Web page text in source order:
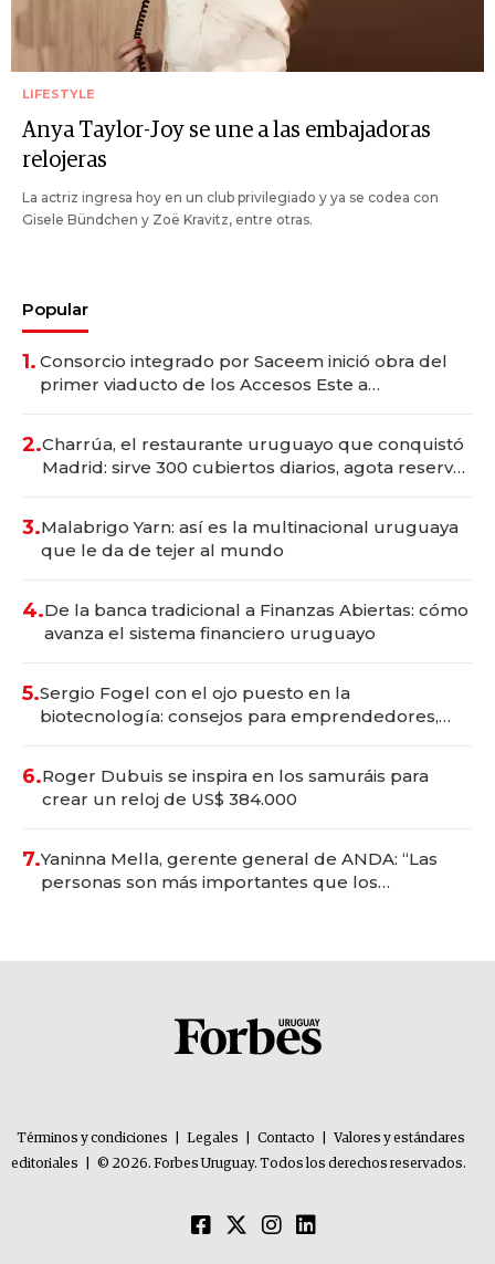
LIFESTYLE
Anya Taylor-Joy se une a las embajadoras
relojeras
La actriz ingresa hoy en un club privilegiado y ya se codea con
Gisele Bündchen y Zoë Kravitz, entre otras.
Popular
1. Consorcio integrado por Saceem inició obra del
primer viaducto de los Accesos Este a
2.Charrúa, el restaurante uruguayo que conquistó
Madrid: sirve 300 cubiertos diarios, agota reservas
3.Malabrigo Yarn: así es la multinacional uruguaya
que le da de tejer al mundo
4.De la banca tradicional a Finanzas Abiertas: cómo
avanza el sistema financiero uruguayo
5.Sergio Fogel con el ojo puesto en la
biotecnología: consejos para emprendedores,
6.Roger Dubuis se inspira en los samuráis para
crear un reloj de US$ 384.000
7.Yaninna Mella, gerente general de ANDA: “Las
personas son más importantes que los
Términos y condiciones Legales Contacto
Valores y estándares
editoriales
© 2026. Forbes Uruguay. Todos los derechos reservados.